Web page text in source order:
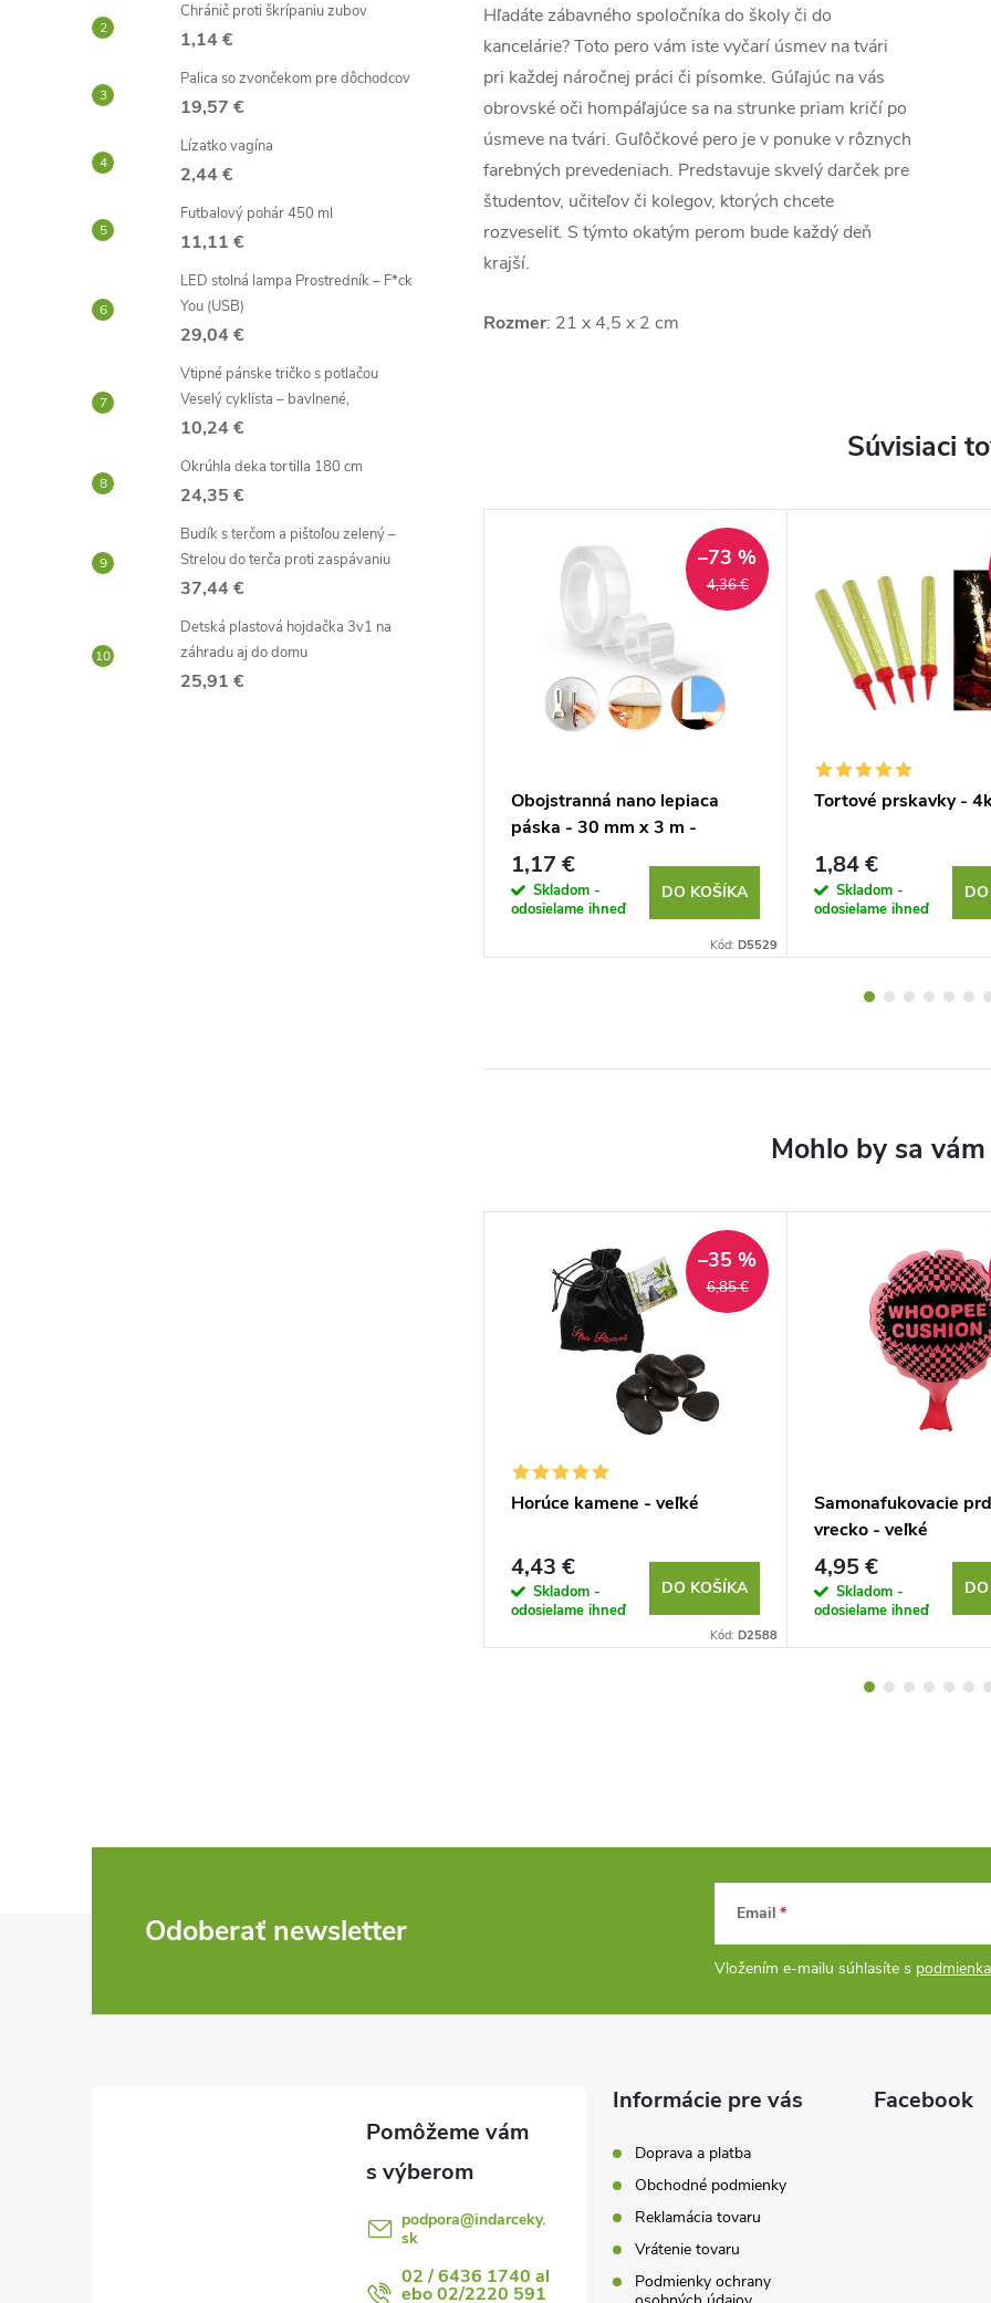
Chránič proti škrípaniu zubov
1,14 €
Palica so zvončekom pre dôchodcov
19,57 €
Lízatko vagína
2,44 €
Futbalový pohár 450 ml
11,11 €
LED stolná lampa Prostredník – F*ck
You (USB)
29,04 €
Vtipné pánske tričko s potlačou
Veselý cyklista – bavlnené,
10,24 €
Okrúhla deka tortilla 180 cm
24,35 €
Budík s terčom a pištoľou zelený –
Strelou do terča proti zaspávaniu
37,44 €
Detská plastová hojdačka 3v1 na
záhradu aj do domu
25,91 €
Hľadáte zábavného spoločníka do školy či do
kancelárie? Toto pero vám iste vyčarí úsmev na tvári
pri každej náročnej práci či písomke. Gúľajúc na vás
obrovské oči hompáľajúce sa na strunke priam kričí po
úsmeve na tvári. Guľôčkové pero je v ponuke v rôznych
farebných prevedeniach. Predstavuje skvelý darček pre
študentov, učiteľov či kolegov, ktorých chcete
rozveseliť. S týmto okatým perom bude každý deň
krajší.
Rozmer: 21 x 4,5 x 2 cm
Súvisiaci
–44 %
4,36 €
–73 %
Obojstranná nano lepiaca
páska - 30 mm x 3 m -
priesvitná
1,17 €
Skladom -
odosielame ihneď
DO KOŠÍKA
Kód: D5529
Tortové prskavky -
1,84 €
Skladom -
odosielame ihneď
6,85 €
–35 %
Horúce kamene - veľké
4,43 €
Skladom -
odosielame ihneď
DO KOŠÍKA
Kód: D2588
Samonafukovacie
vrecko - veľké
4,95 €
Skladom -
odosielame ihneď
Odoberať newsletter Email
Vložením e-mailu súhlasíte s
podpora@indarceky.
sk
02 / 6436 1740 al
ebo 02/2220 591
Informácie pre vás
Doprava a platba
Obchodné podmienky
Reklamácia tovaru
Vrátenie tovaru
Podmienky ochrany
Facebook